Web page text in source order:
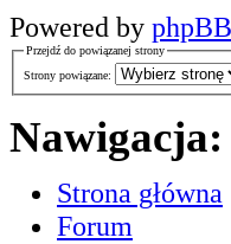
Powered by phpBB
Przejdź do powiązanej strony
Strony powiązane:
Nawigacja:
Strona główna
Forum